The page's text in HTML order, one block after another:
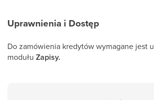
Uprawnienia i Dostęp
Do zamówienia kredytów wymagane jest
modułu Zapisy.